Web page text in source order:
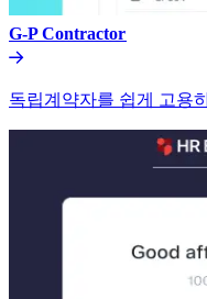
G-P Contractor​​
독립계약자를 쉽게 고용